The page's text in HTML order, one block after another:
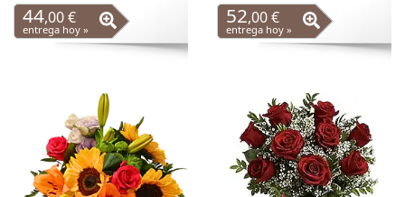
44,00 €
entrega hoy »
52,00 €
entrega hoy »